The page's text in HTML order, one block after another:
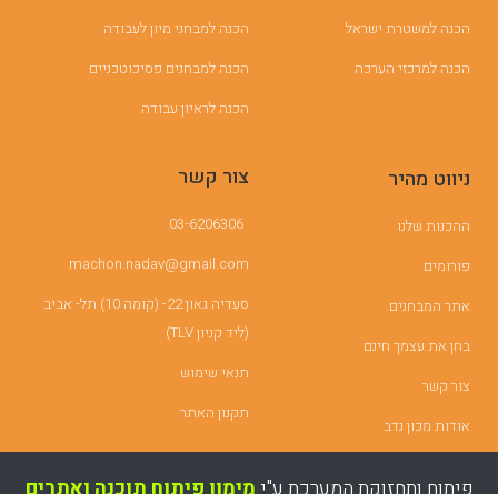
הכנה למשטרת ישראל
הכנה למרכזי הערכה
הכנה למבחני מיון לעבודה
הכנה למבחנים פסיכוטכניים
הכנה לראיון עבודה
ניווט מהיר
ההכנות שלנו
פורומים
אתר המבחנים
בחן את עצמך חינם
צור קשר
אודות מכון נדב
צור קשר
03-6206306
machon.nadav@gmail.com
סעדיה גאון 22- (קומה 10) תל- אביב
(ליד קניון TLV)
תנאי שימוש
תקנון האתר